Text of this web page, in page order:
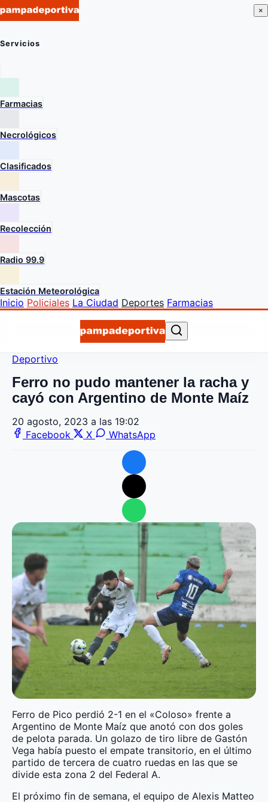
×
Servicios
Farmacias
Necrológicos
Clasificados
Mascotas
Recolección
Radio 99.9
Estación Meteorológica
Inicio Policiales La Ciudad Deportes Farmacias
Deportivo
Ferro no pudo mantener la racha y
cayó con Argentino de Monte Maíz
20 agosto, 2023 a las 19:02
Facebook
X WhatsApp
Ferro de Pico perdió 2-1 en el «Coloso» frente a
Argentino de Monte Maíz que anotó con dos goles
de pelota parada. Un golazo de tiro libre de Gastón
Vega había puesto el empate transitorio, en el último
partido de tercera de cuatro ruedas en las que se
divide esta zona 2 del Federal A.
El próximo fin de semana, el equipo de Alexis Matteo